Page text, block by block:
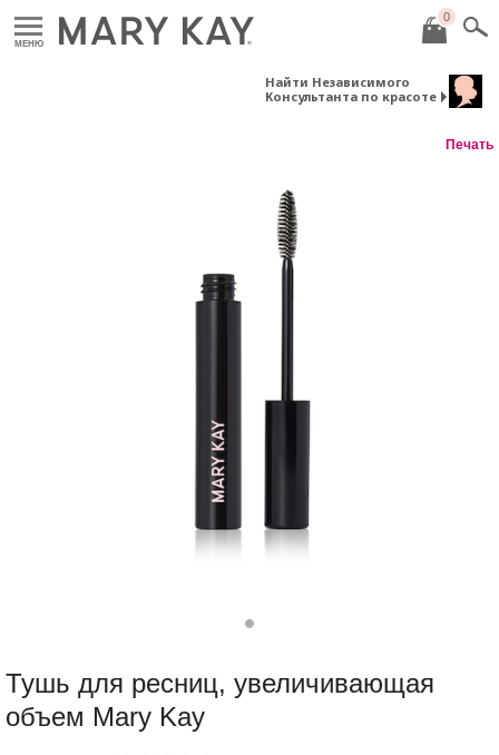
МЕНЮ
0
Найти Независимого
Консультанта по красоте
Печать
Тушь для ресниц, увеличивающая
объем Mary Kay